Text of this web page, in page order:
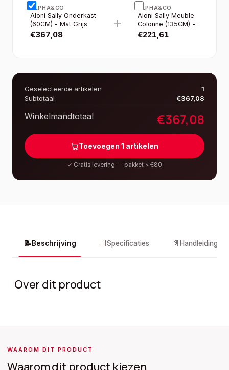
ALPHA&CO
Aloni Sally Onderkast
(60CM) - Mat Grijs
€367,08
+
ALPHA&CO
Aloni Sally Meuble
Colonne (135CM) -
Gris Mat
€221,61
Geselecteerde artikelen
1
Subtotaal
€367,08
Winkelmandtotaal €367,08
Toevoegen 1 artikelen
✓ Gratis levering — pakket > €80
📝Beschrijving 📐Specificaties 📄 Handleidingen
Over dit product
WAAROM DIT PRODUCT
Waarom dit product kiezen